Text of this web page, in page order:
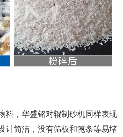
料，华盛铭对辊制砂机同样表现
计简洁，没有筛板和篦条等易堵